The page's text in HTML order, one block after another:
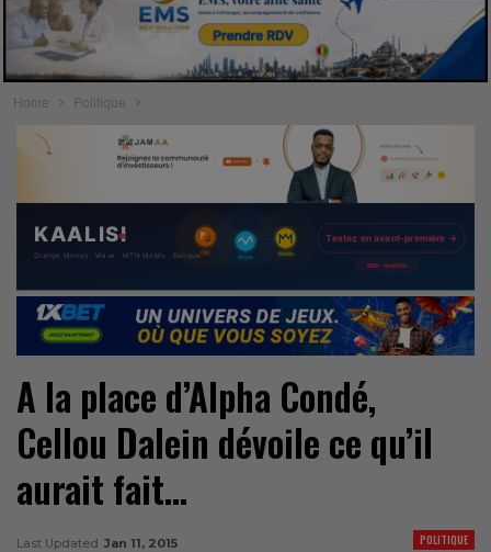
Home Politique
A la place d’Alpha Condé,
Cellou Dalein dévoile ce qu’il
aurait fait…
POLITIQUE
Last Updated Jan 11, 2015